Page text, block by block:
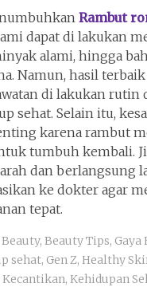
Rambut
dapat di lakukan
alami, hingga
Namun, hasil
di lakukan rutin
sehat. Selain itu,
karena rambut
tumbuh kembali.
dan berlangsung
ke dokter agar
tepat.
Beauty, Beauty Tips,
sehat, Gen Z, Healthy
Kecantikan, Kehidupan